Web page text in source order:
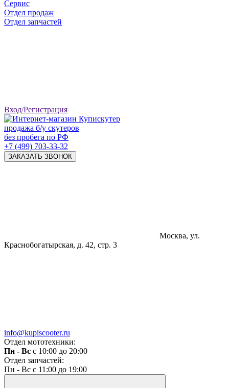
Сервис
Отдел продаж
Отдел запчастей
Вход/Регистрация
продажа б/у скутеров
без пробега по РФ
+7 (499) 703-33-32
ЗАКАЗАТЬ ЗВОНОК
Москва, ул.
Краснобогатырская, д. 42, стр. 3
info@kupiscooter.ru
Отдел мототехники:
Пн - Вс с 10:00 до 20:00
Отдел запчастей:
Пн - Вс с 11:00 до 19:00